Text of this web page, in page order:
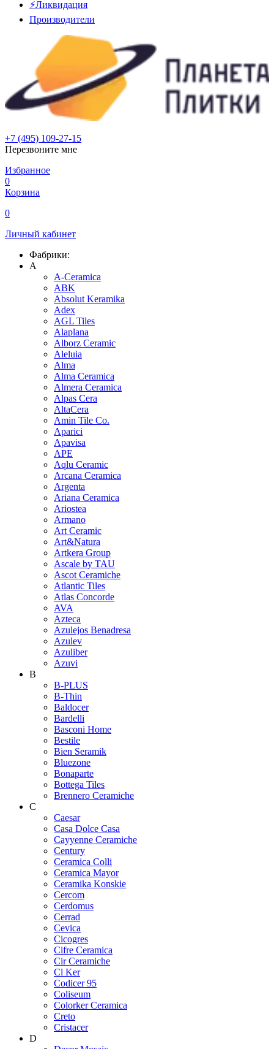
⚡Ликвидация
Производители
+7 (495) 109-27-15
Перезвоните мне
Избранное
0
Корзина
0
Личный кабинет
Фабрики:
A
A-Ceramica
ABK
Absolut Keramika
Adex
AGL Tiles
Alaplana
Alborz Ceramic
Aleluia
Alma
Alma Ceramica
Almera Ceramica
Alpas Cera
AltaCera
Amin Tile Co.
Aparici
Apavisa
APE
Aqlu Ceramic
Arcana Ceramica
Argenta
Ariana Ceramica
Ariostea
Armano
Art Ceramic
Art&Natura
Artkera Group
Ascale by TAU
Ascot Ceramiche
Atlantic Tiles
Atlas Concorde
AVA
Azteca
Azulejos Benadresa
Azulev
Azuliber
Azuvi
B
B-PLUS
B-Thin
Baldocer
Bardelli
Basconi Home
Bestile
Bien Seramik
Bluezone
Bonaparte
Bottega Tiles
Brennero Ceramiche
C
Caesar
Casa Dolce Casa
Cayyenne Ceramiche
Century
Ceramica Colli
Ceramica Mayor
Ceramika Konskie
Cercom
Cerdomus
Cerrad
Cevica
Cicogres
Cifre Ceramica
Cir Ceramiche
Cl Ker
Codicer 95
Coliseum
Colorker Ceramica
Creto
Cristacer
D